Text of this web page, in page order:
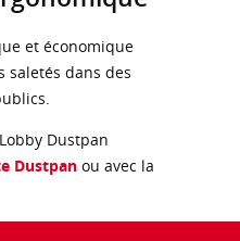
et économique
saletés dans des
Dustpan
Dustpan ou avec la